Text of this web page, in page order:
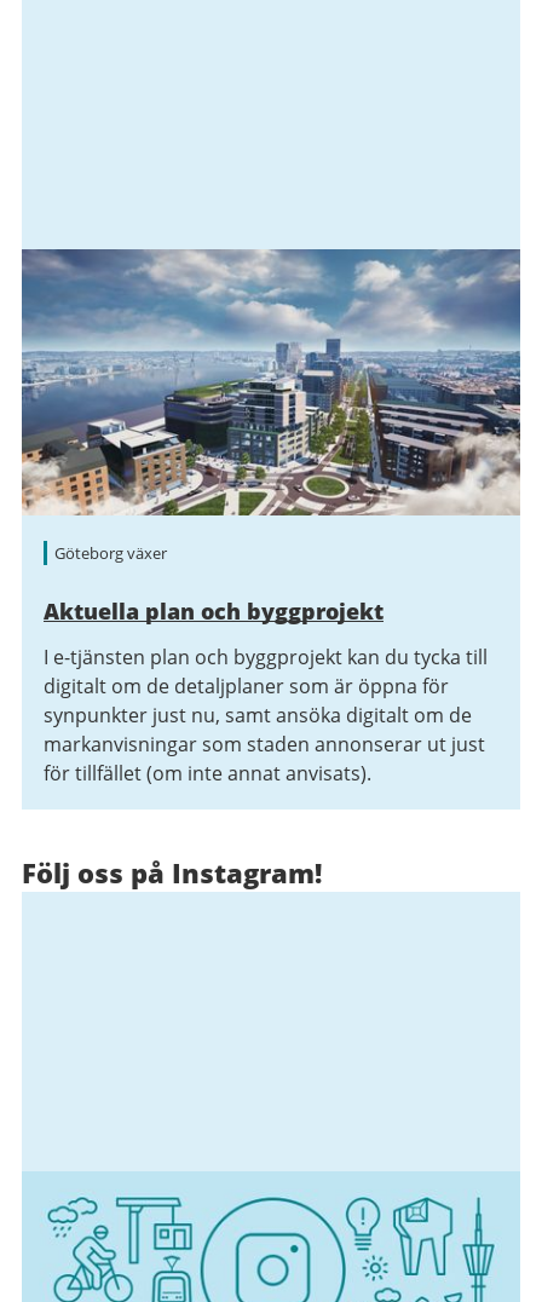
Göteborg växer
Aktuella plan och byggprojekt
I e-tjänsten plan och byggprojekt kan du tycka till
digitalt om de detaljplaner som är öppna för
synpunkter just nu, samt ansöka digitalt om de
markanvisningar som staden annonserar ut just
för tillfället (om inte annat anvisats).
Följ oss på Instagram!